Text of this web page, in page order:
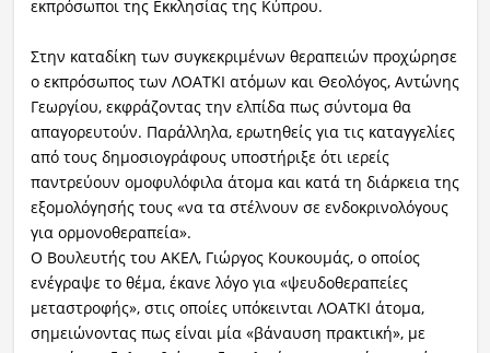
εκπρόσωποι της Εκκλησίας της Κύπρου.
Στην καταδίκη των συγκεκριμένων θεραπειών προχώρησε
ο εκπρόσωπος των ΛΟΑΤΚΙ ατόμων και Θεολόγος, Αντώνης
Γεωργίου, εκφράζοντας την ελπίδα πως σύντομα θα
απαγορευτούν. Παράλληλα, ερωτηθείς για τις καταγγελίες
από τους δημοσιογράφους υποστήριξε ότι ιερείς
παντρεύουν ομοφυλόφιλα άτομα και κατά τη διάρκεια της
εξομολόγησής τους «να τα στέλνουν σε ενδοκρινολόγους
για ορμονοθεραπεία».
Ο Βουλευτής του ΑΚΕΛ, Γιώργος Κουκουμάς, ο οποίος
ενέγραψε το θέμα, έκανε λόγο για «ψευδοθεραπείες
μεταστροφής», στις οποίες υπόκεινται ΛΟΑΤΚΙ άτομα,
σημειώνοντας πως είναι μία «βάναυση πρακτική», με